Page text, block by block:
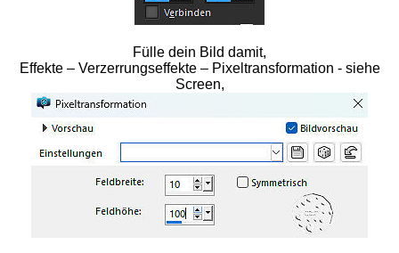
Fülle dein Bild damit,
Effekte – Verzerrungseffekte – Pixeltransformation - siehe
Screen,